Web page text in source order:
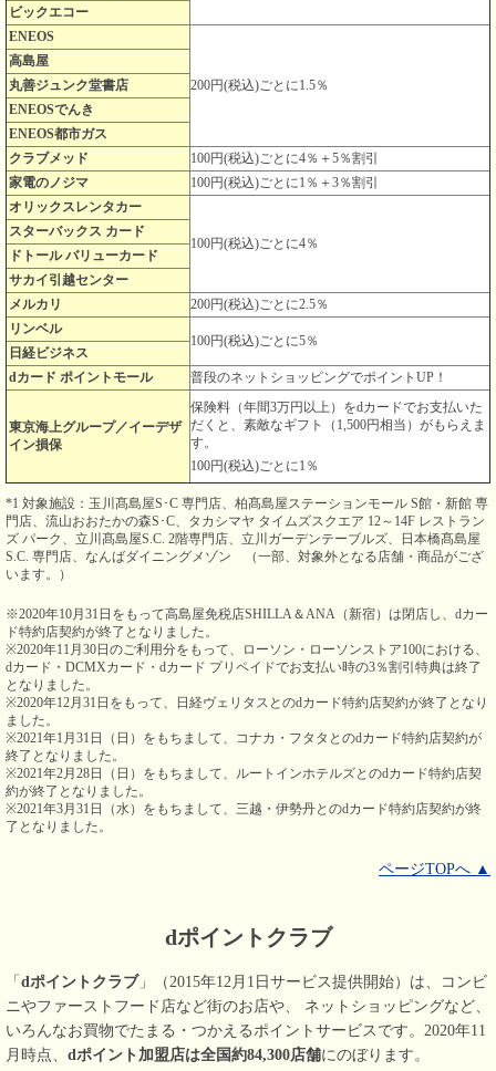
ビックエコー
ENEOS
200円(税込)ごとに1.5％
高島屋
丸善ジュンク堂書店
ENEOSでんき
ENEOS都市ガス
クラブメッド
100円(税込)ごとに4％＋5％割引
家電のノジマ
100円(税込)ごとに1％＋3％割引
オリックスレンタカー
100円(税込)ごとに4％
スターバックス カード
ドトール バリューカード
サカイ引越センター
メルカリ
200円(税込)ごとに2.5％
リンベル
100円(税込)ごとに5％
日経ビジネス
dカード ポイントモール
普段のネットショッピングでポイントUP！
東京海上グループ／イーデザ
イン損保
保険料（年間3万円以上）をdカードでお支払いた
だくと、素敵なギフト（1,500円相当）がもらえま
す。
100円(税込)ごとに1％
*1 対象施設：玉川髙島屋S･C 専門店、柏髙島屋ステーションモール S館・新館 専
門店、流山おおたかの森S･C、タカシマヤ タイムズスクエア 12～14F レストラン
ズ パーク、立川髙島屋S.C. 2階専門店、立川ガーデンテーブルズ、日本橋髙島屋
S.C. 専門店、なんばダイニングメゾン （一部、対象外となる店舗・商品がござ
います。）
※2020年10月31日をもって高島屋免税店SHILLA＆ANA（新宿）は閉店し、dカー
ド特約店契約が終了となりました。
※2020年11月30日のご利用分をもって、ローソン・ローソンストア100における、
dカード・DCMXカード・dカード プリペイドでお支払い時の3％割引特典は終了
となりました。
※2020年12月31日をもって、日経ヴェリタスとのdカード特約店契約が終了となり
ました。
※2021年1月31日（日）をもちまして、コナカ・フタタとのdカード特約店契約が
終了となりました。
※2021年2月28日（日）をもちまして、ルートインホテルズとのdカード特約店契
約が終了となりました。
※2021年3月31日（水）をもちまして、三越・伊勢丹とのdカード特約店契約が終
了となりました。
ページTOPへ ▲
dポイントクラブ
「dポイントクラブ」（2015年12月1日サービス提供開始）は、コンビ
ニやファーストフード店など街のお店や、 ネットショッピングなど、
いろんなお買物でたまる・つかえるポイントサービスです。2020年11
月時点、 dポイント加盟店は全国約84,300店舗にのぼります。